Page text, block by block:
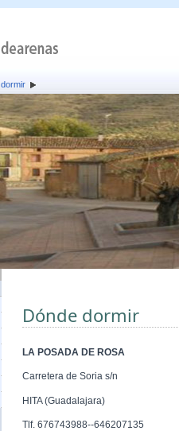
Dónde dormir
LA POSADA DE ROSA
Carretera de Soria s/n
HITA (Guadalajara)
Tlf. 676743988--646207135